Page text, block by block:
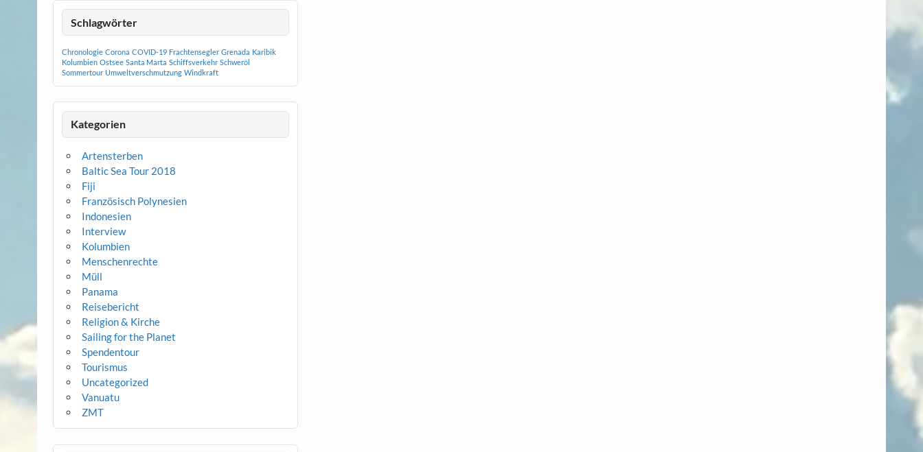
Schlagwörter
Chronologie Corona COVID-19 Frachtensegler Grenada Karibik
Kolumbien Ostsee Santa Marta Schiffsverkehr Schweröl
Sommertour Umweltverschmutzung Windkraft
Kategorien
Artensterben
Baltic Sea Tour 2018
Fiji
Französisch Polynesien
Indonesien
Interview
Kolumbien
Menschenrechte
Müll
Panama
Reisebericht
Religion & Kirche
Sailing for the Planet
Spendentour
Tourismus
Uncategorized
Vanuatu
ZMT